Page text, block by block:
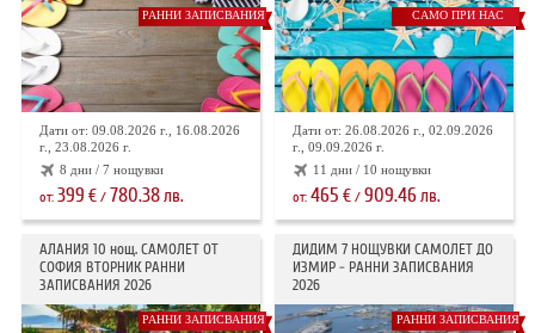
РАННИ ЗАПИСВАНИЯ
Дати от: 09.08.2026 г., 16.08.2026
г., 23.08.2026 г.
8 дни / 7 нощувки
от: 399 €/ 780.38лв.
САМО ПРИ НАС
Дати от: 26.08.2026 г., 02.09.2026
г., 09.09.2026 г.
11 дни / 10 нощувки
от:465 € /909.46лв.
АЛАНИЯ 10 нощ. САМОЛЕТ ОТ
СОФИЯ ВТОРНИК РАННИ
ЗАПИСВАНИЯ 2026
РАННИ ЗАПИСВАНИЯ
ДИДИМ 7 НОЩУВКИ САМОЛЕТ ДО
ИЗМИР - РАННИ ЗАПИСВАНИЯ
2026
РАННИ ЗАПИСВАНИЯ